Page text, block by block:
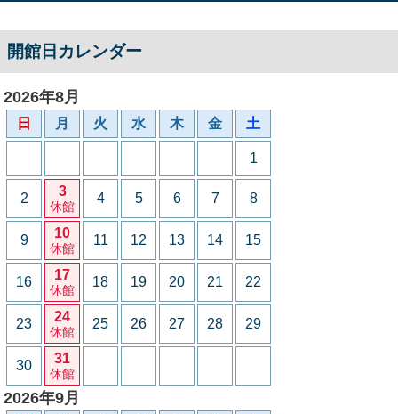
開館日カレンダー
2026年8月
日 月 火 水 木 金 土
1
2 3
休館
4 5 6 7 8
9 10
休館
11 12 13 14 15
16 17
休館
18 19 20 21 22
23 24
休館
25 26 27 28 29
30 31
休館
2026年9月